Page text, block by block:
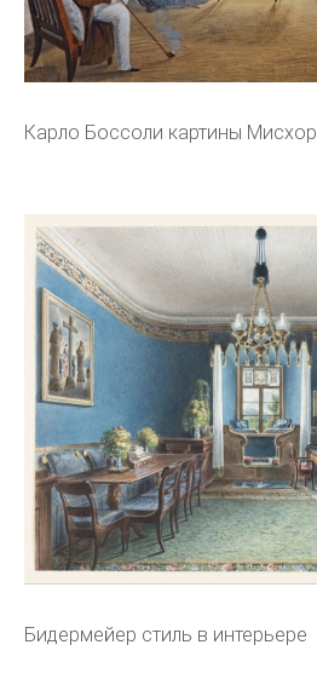
Карло Боссоли картины Мисхор
Бидермейер стиль в интерьере